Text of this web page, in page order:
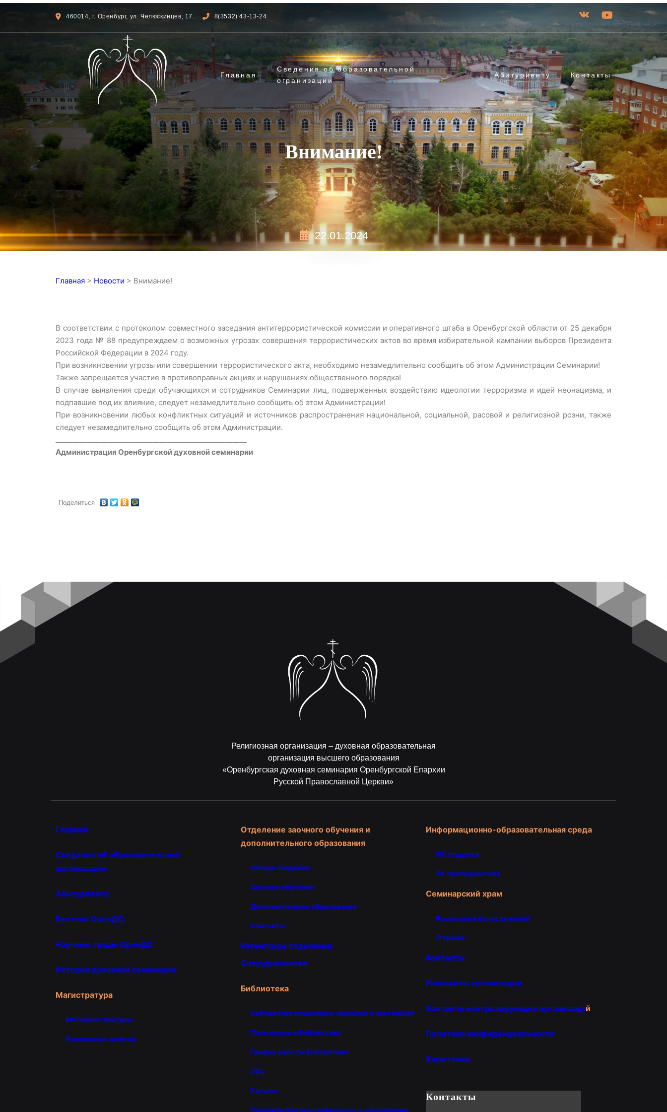
460014, г. Оренбург, ул. Челюскинцев, 17. 8(3532) 43-13-24
Главная
Сведения об образовательной
огранизации
Абитуриенту Контакты
Внимание!
22.01.2024
Главная > Новости > Внимание!
В соответствии с протоколом совместного заседания антитеррористической комиссии и оперативного штаба в Оренбургской области от 25 декабря
2023 года № 88 предупреждаем о возможных угрозах совершения террористических актов во время избирательной кампании выборов Президента
Российской Федерации в 2024 году.
При возникновении угрозы или совершении террористического акта, необходимо незамедлительно сообщить об этом Администрации Семинарии!
Также запрещается участие в противоправных акциях и нарушениях общественного порядка!
В случае выявления среди обучающихся и сотрудников Семинарии лиц, подверженных воздействию идеологии терроризма и идей неонацизма, и
подпавшие под их влияние, следует незамедлительно сообщить об этом Администрации!
При возникновении любых конфликтных ситуаций и источников распространения национальной, социальной, расовой и религиозной розни, также
следует незамедлительно сообщить об этом Администрации.
Администрация Оренбургской духовной семинарии
Поделиться
Религиозная организация – духовная образовательная
организация высшего образования
«Оренбургская духовная семинария Оренбургской Епархии
Русской Православной Церкви»
Главная
Сведения об образовательной
организации
Абитуриенту
Вестник ОренДС
Научные труды ОренДС
История духовной семинарии
Магистратура
ВКР магистратуры
Расписание занятий
Отделение заочного обучения и
дополнительного образования
Общие сведения
Заочное обучение
Дополнительное образование
Контакты
Регентское отделение
Сотрудничество
Библиотека
Библиотека семинарии: прошлое и настоящее
Положение о библиотеке
График работы библиотеки
ЭБС
Каталог
Примеры библиографического оформления
Информационно-образовательная среда
ЛК студента
ЛК преподавателя
Семинарский храм
Расписание богослужений
О храме
Контакты
Реквизиты организации
Контакты контролирующих организаций
Политика конфиденциальности
Хиротонии
Контакты